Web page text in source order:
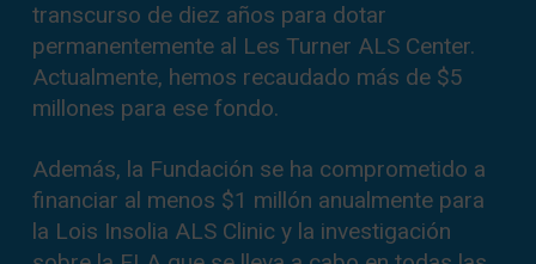
transcurso de diez años para dotar
permanentemente al Les Turner ALS Center.
Actualmente, hemos recaudado más de $5
millones para ese fondo.
Además, la Fundación se ha comprometido a
financiar al menos $1 millón anualmente para
la Lois Insolia ALS Clinic y la investigación